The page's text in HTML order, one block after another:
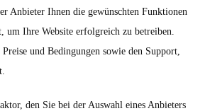
Anbieter Ihnen die gewünschten Funktionen
um Ihre Website erfolgreich zu betreiben.
und Bedingungen sowie den Support,
den Sie bei der Auswahl eines Anbieters